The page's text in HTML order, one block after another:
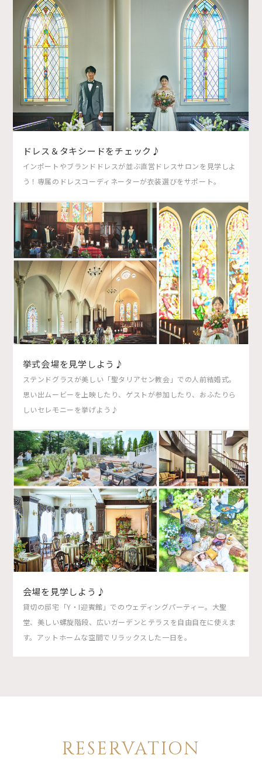
ドレス＆タキシードをチェック♪
インポートやブランドドレスが並ぶ直営ドレスサロンを見学しよ
う！専属のドレスコーディネーターが衣装選びをサポート。
挙式会場を見学しよう♪
ステンドグラスが美しい「聖タリアセン教会」での人前結婚式。
思い出ムービーを上映したり、ゲストが参加したり、おふたりら
しいセレモニーを挙げよう♪
会場を見学しよう♪
貸切の邸宅「Y・I迎賓館」でのウェディングパーティー。大聖
堂、美しい螺旋階段、広いガーデンとテラスを自由自在に使えま
す。アットホームな空間でリラックスした一日を。
RESERVATION